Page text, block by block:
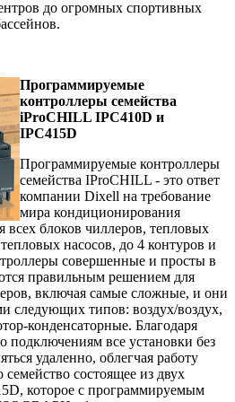
до огромных спортивных
Программируемые
контроллеры семейства
iProCHILL IPC410D и
IPC415D
Программируемые контроллеры
семейства IProCHILL - это ответ
компании Dixell на требование
мира кондиционирования
всех блоков чиллеров, тепловых
насосов, до 4 контуров и
совершенные и просты в
правильным решением для
включая самые сложные, и они
следующих типов: воздух/воздух,
конденсаторные. Благодаря
все установки без
удаленно, облегчая работу
состоящее из двух
которое с программируемым